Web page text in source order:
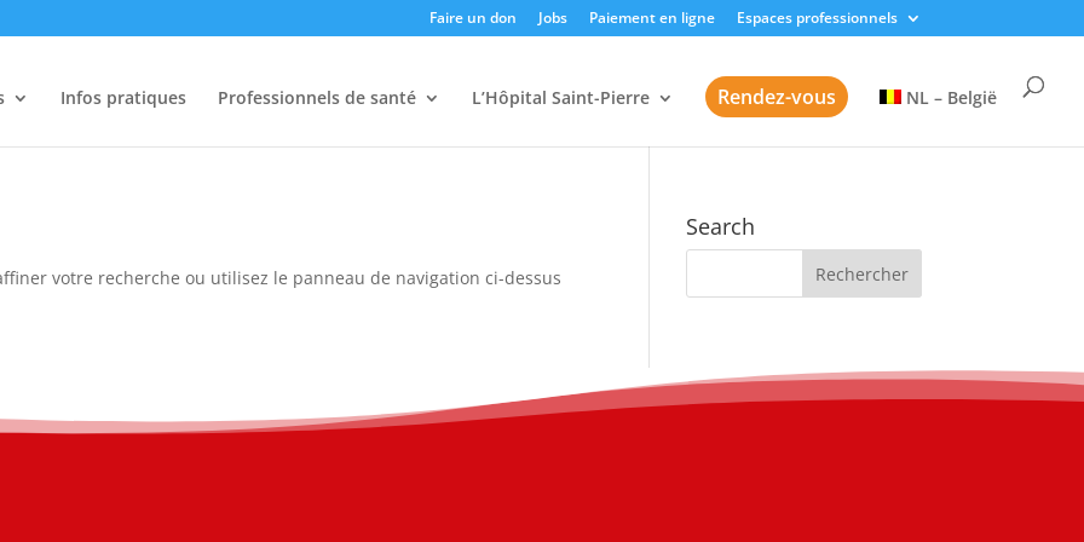
Faire un don Jobs Paiement en ligne Espaces professionnels
Infos pratiques Professionnels de santé L’Hôpital Saint-Pierre Rendez-vous NL – België
votre recherche ou utilisez le panneau de navigation ci-dessus
Search